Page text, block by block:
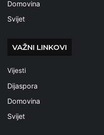
Domovina
Svijet
VAŽNI LINKOVI
Vijesti
Dijaspora
Domovina
Svijet